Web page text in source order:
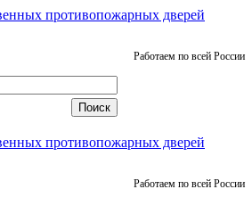
противопожарных дверей
Работаем по всей России
противопожарных дверей
Работаем по всей России